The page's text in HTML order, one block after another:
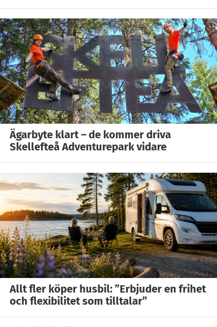
Ägarbyte klart – de kommer driva
Skellefteå Adventurepark vidare
Allt fler köper husbil: ”Erbjuder en frihet
och flexibilitet som tilltalar”